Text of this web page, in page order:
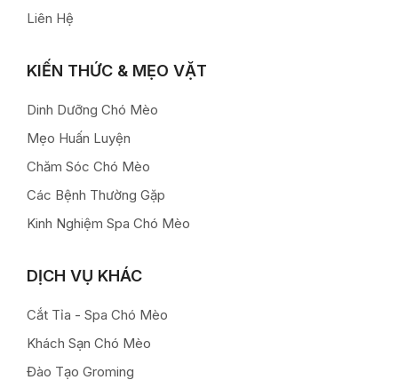
Liên Hệ
KIẾN THỨC & MẸO VẶT
Dinh Dưỡng Chó Mèo
Mẹo Huấn Luyện
Chăm Sóc Chó Mèo
Các Bệnh Thường Gặp
Kinh Nghiệm Spa Chó Mèo
DỊCH VỤ KHÁC
Cắt Tỉa - Spa Chó Mèo
Khách Sạn Chó Mèo
Đào Tạo Groming